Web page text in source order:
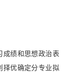
成绩和思想政治表
择优确定分专业拟